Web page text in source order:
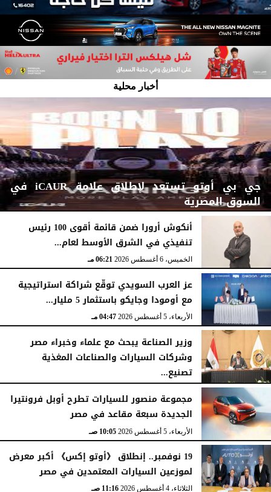
أخبار محلية
جي بي أوتو تستعد لإطلاق علامة iCAUR في
السوق المصرية
الجمعة، 7 أغسطس 2026 12:17 صـ
أنكوش أرورا ضمن قائمة أقوى 100 رئيس
تنفيذي في الشرق الأوسط لعام...
الخميس، 6 أغسطس 2026 06:21 مـ
عز العرب السويدي توقّع شراكة استراتيجية
مع أومودا وجايكو باستثمار 5 مليار...
الأربعاء، 5 أغسطس 2026 04:47 مـ
وزير الصناعة يبحث مع علماء وخبراء مصر
وشركات السيارات والصناعات المغذية
تصنيع...
الأربعاء، 5 أغسطس 2026
مجموعة منصور للسيارات تطرح أوبل فرونتيرا
الجديدة سبعة مقاعد في مصر
الأربعاء، 5 أغسطس 2026 10:05 صـ
19 نوفمبر.. إنطلاق 《أوتو إكس》 أكبر معرض
لموزعين السيارات المعتمدين في مصر
الثلاثاء، 4 أغسطس 2026 11:16 صـ